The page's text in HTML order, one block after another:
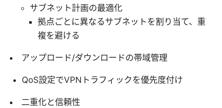
サブネット計画の最適化
拠点ごとに異なるサブネットを割り当て、重
複を避ける
アップロード/ダウンロードの帯域管理
QoS設定でVPNトラフィックを優先度付け
二重化と信頼性